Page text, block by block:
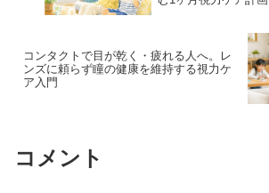
ように構成しています。
コンタクトで目が乾く・疲れる人へ。レ
ンズに頼らず瞳の健康を維持する視力ケ
ア入門
コメント